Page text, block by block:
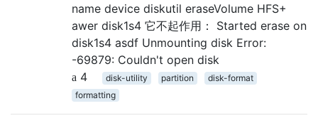
name device diskutil eraseVolume HFS+
awer disk1s4 它不起作用： Started erase on
disk1s4 asdf Unmounting disk Error:
-69879: Couldn't open disk
4
disk-utility partition
disk-format
formatting